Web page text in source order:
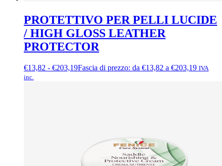
PROTETTIVO PER PELLI LUCIDE
/ HIGH GLOSS LEATHER
PROTECTOR
€13,82 - €203,19Fascia di prezzo: da €13,82 a €203,19 IVA
inc.